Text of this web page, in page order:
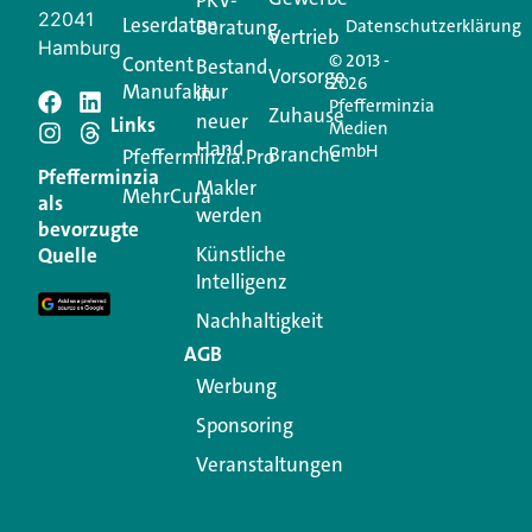
Schreiben Sie einen
Kommentar
Ihre E-Mail-Adresse wird nicht veröffentlicht.
Erforderliche Felder sind mit
Kommentar
22041
Hamburg
Pfefferminzia
als
bevorzugte
Quelle
Leserdaten
Content
Manufaktur
Links
Pfefferminzia.Pro
MehrCura
Beratung
Bestand
in
neuer
Hand
Makler
werden
Künstliche
Intelligenz
Nachhaltigkeit
AGB
Werbung
Sponsoring
Veranstaltungen
Vertrieb
Vorsorge
Zuhause
Branche
© 2013 -
2026
Pfefferminzia
Medien
GmbH
Datenschutzerklärung